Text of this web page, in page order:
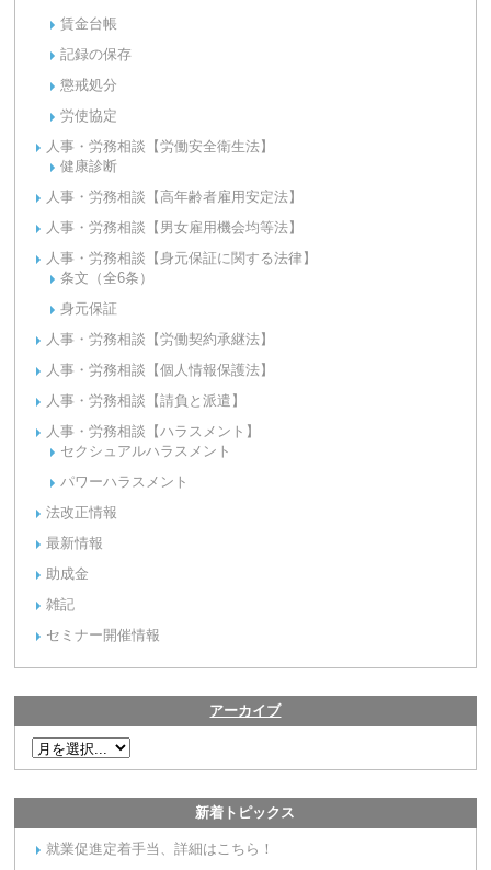
賃金台帳
記録の保存
懲戒処分
労使協定
人事・労務相談【労働安全衛生法】
健康診断
人事・労務相談【高年齢者雇用安定法】
人事・労務相談【男女雇用機会均等法】
人事・労務相談【身元保証に関する法律】
条文（全6条）
身元保証
人事・労務相談【労働契約承継法】
人事・労務相談【個人情報保護法】
人事・労務相談【請負と派遣】
人事・労務相談【ハラスメント】
セクシュアルハラスメント
パワーハラスメント
法改正情報
最新情報
助成金
雑記
セミナー開催情報
アーカイブ
新着トピックス
就業促進定着手当、詳細はこちら！